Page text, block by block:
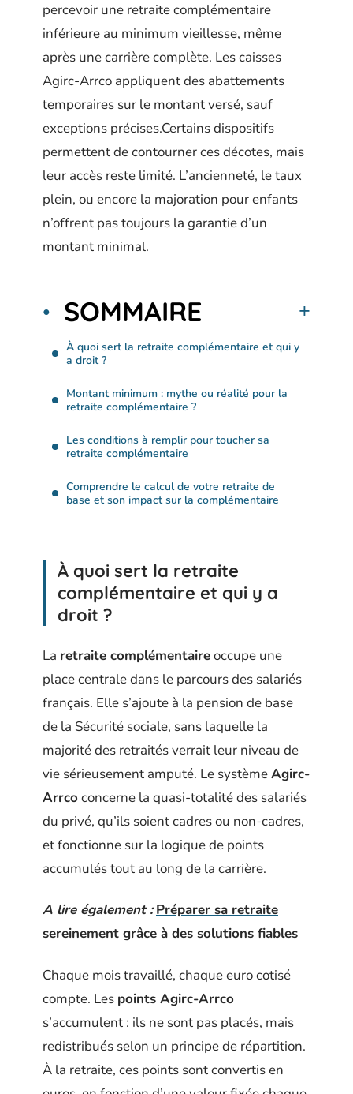
percevoir une retraite complémentaire
inférieure au minimum vieillesse, même
après une carrière complète. Les caisses
Agirc-Arrco appliquent des abattements
temporaires sur le montant versé, sauf
exceptions précises.Certains dispositifs
permettent de contourner ces décotes, mais
leur accès reste limité. L’ancienneté, le taux
plein, ou encore la majoration pour enfants
n’offrent pas toujours la garantie d’un
montant minimal.
SOMMAIRE
À quoi sert la retraite complémentaire et qui y
a droit ?
Montant minimum : mythe ou réalité pour la
retraite complémentaire ?
Les conditions à remplir pour toucher sa
retraite complémentaire
Comprendre le calcul de votre retraite de
base et son impact sur la complémentaire
À quoi sert la retraite
complémentaire et qui y a
droit ?
La retraite complémentaireoccupe une
place centrale dans le parcours des salariés
français. Elle s’ajoute à la pension de base
de la Sécurité sociale, sans laquelle la
majorité des retraités verrait leur niveau de
vie sérieusement amputé. Le systèmeAgirc-
Arrco concerne la quasi-totalité des salariés
du privé, qu’ils soient cadres ou non-cadres,
et fonctionne sur la logique de points
accumulés tout au long de la carrière.
A lire également : Préparer sa retraite
sereinement grâce à des solutions fiables
Chaque mois travaillé, chaque euro cotisé
compte. Les points Agirc-Arrco
s’accumulent : ils ne sont pas placés, mais
redistribués selon un principe de répartition.
À la retraite, ces points sont convertis en